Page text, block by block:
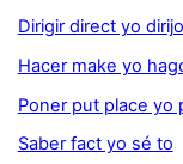
Dirigir direct yo
Hacer make yo
Poner put place yo
Saber fact yo sé to